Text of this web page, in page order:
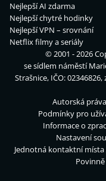
Nejlepší AI zdarma
Nejlepší chytré hodinky
Nejlepší VPN – srovnání
Netflix filmy a seriály
© 2001 - 2026
se sídlem náměstí
Strašnice, IČO:
Autorská
Podmínky pro
Informace o
Nastavení
Jednotná kontaktní